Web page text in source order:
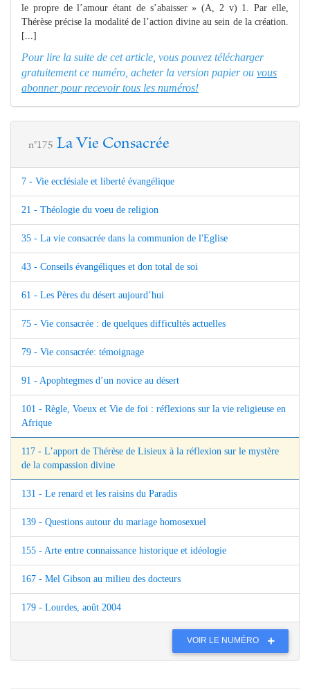
le propre de l’amour étant de s’abaisser » (A, 2 v) 1. Par elle,
Thérèse précise la modalité de l’action divine au sein de la création.
[...]
Pour lire la suite de cet article, vous pouvez télécharger
gratuitement ce numéro, acheter la version papier ou vous
abonner pour recevoir tous les numéros!
n°175 La Vie Consacrée
7 - Vie ecclésiale et liberté évangélique
21 - Théologie du voeu de religion
35 - La vie consacrée dans la communion de l'Eglise
43 - Conseils évangéliques et don total de soi
61 - Les Pères du désert aujourd’hui
75 - Vie consacrée : de quelques difficultés actuelles
79 - Vie consacrée: témoignage
91 - Apophtegmes d’un novice au désert
101 - Règle, Voeux et Vie de foi : réflexions sur la vie religieuse en
Afrique
117 - L’apport de Thérèse de Lisieux à la réflexion sur le mystère
de la compassion divine
131 - Le renard et les raisins du Paradis
139 - Questions autour du mariage homosexuel
155 - Arte entre connaissance historique et idéologie
167 - Mel Gibson au milieu des docteurs
179 - Lourdes, août 2004
VOIR LE NUMÉRO